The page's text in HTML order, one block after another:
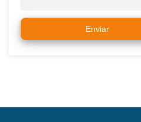
Enviar